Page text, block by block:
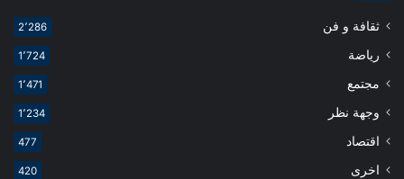
ثقافة و فن 2٬286
رياضة 1٬724
مجتمع 1٬471
وجهة نظر 1٬234
اقتصاد 477
اخرى 420